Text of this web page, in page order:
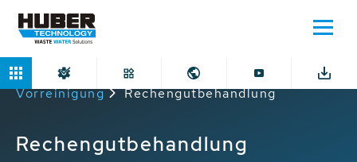
Home Anwendungen
Mechanische
Vorreinigung
Rechengutbehandlung
Rechengutbehandlung